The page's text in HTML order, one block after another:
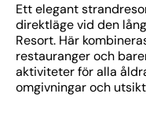
Ett elegant
direktläge vid den
Resort. Här
restauranger och
aktiviteter för alla
omgivningar och